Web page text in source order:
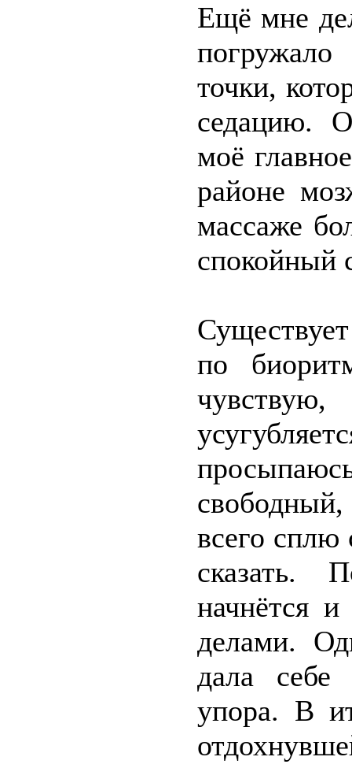
Ещё мне
точки,
седацию.
моё
районе
массаже
спокойный
по
всего
сказать.
начнётся и
делами.
дала себе
упора. В